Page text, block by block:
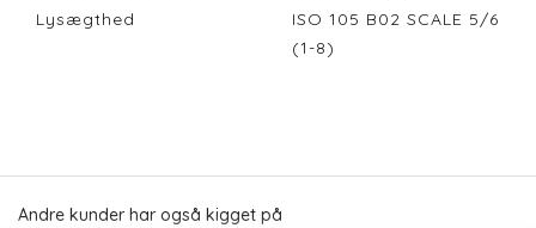
Lysægthed
ISO 105 B02 SCALE 5/6
(1-8)
Andre kunder har også kigget på